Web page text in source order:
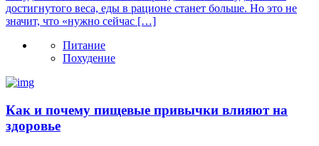
достигнутого веса, еды в рационе станет больше. Но это не
значит, что «нужно сейчас […]
Питание
Похудение
Как и почему пищевые привычки влияют на
здоровье